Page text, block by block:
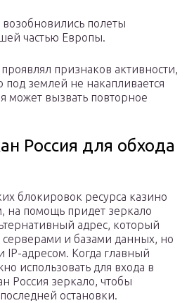
полеты
частью Европы.
признаков активности,
под землей не накапливается
может вызвать повторное
Россия для обхода
блокировок ресурса казино
на помощь придет зеркало
адрес, который
и базами данных, но
IP-адресом. Когда главный
использовать для входа в
Россия зеркало, чтобы
остановки.